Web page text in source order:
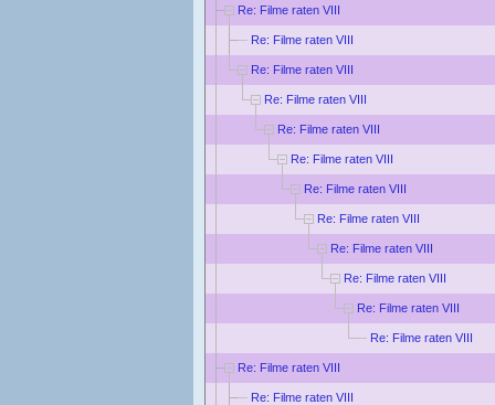
Re: Filme raten VIII
Re: Filme raten VIII
Re: Filme raten VIII
Re: Filme raten VIII
Re: Filme raten VIII
Re: Filme raten VIII
Re: Filme raten VIII
Re: Filme raten VIII
Re: Filme raten VIII
Re: Filme raten VIII
Re: Filme raten VIII
Re: Filme raten VIII
Re: Filme raten VIII
Re: Filme raten VIII